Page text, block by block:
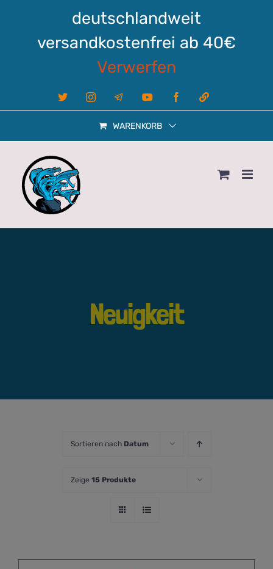
deutschlandweit
versandkostenfrei ab 40€
Verwerfen
X InstagramTelegram YouTube FacebookLinktree
WARENKORB
Neuigkeit
Sortieren nach Datum
Zeige 15 Produkte